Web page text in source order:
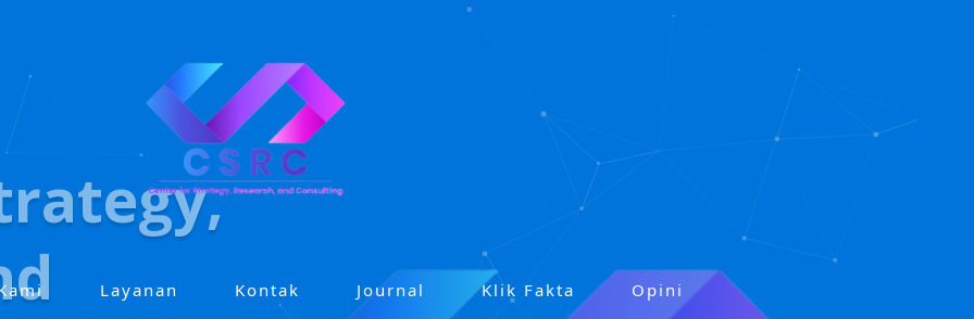
Layanan Kontak Journal Klik Fakta Opini